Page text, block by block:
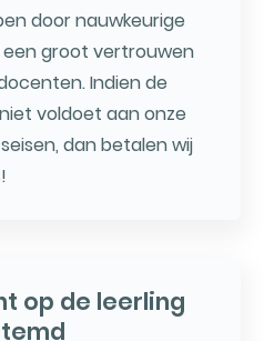
door nauwkeurige
groot vertrouwen
Indien de
voldoet aan onze
dan betalen wij
op de leerling